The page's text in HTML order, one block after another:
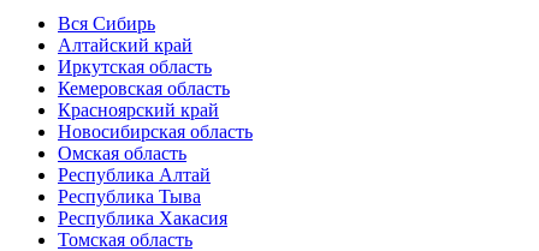
Вся Сибирь
Алтайский край
Иркутская область
Кемеровская область
Красноярский край
Новосибирская область
Омская область
Республика Алтай
Республика Тыва
Республика Хакасия
Томская область